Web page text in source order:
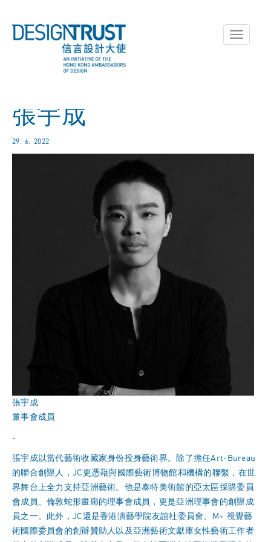
Toggle
張宇成
29. 6. 2022
張宇成
董事會成員
-
張宇成以當代藝術收藏家身份投身藝術界。除了擔任Art-Bureau
的聯合創辦人，JC更憑藉與國際藝術博物館和機構的聯繫，在世
界舞台上全力支持亞洲藝術。他是泰特美術館的亞太區採購委員
會成員、倫敦蛇形畫廊的理事會成員，更是亞洲理事會的創辦成
員之一。此外，JC還是香港演藝學院友誼社委員會、M+ 視覺藝
術國際委員會的創辦贊助人以及亞洲藝術文獻庫女性藝術工作者